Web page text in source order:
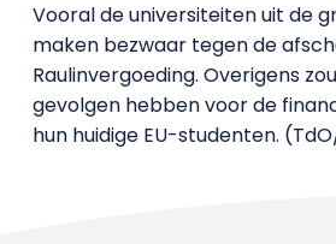
Vooral de universiteiten uit de
maken bezwaar tegen de
Raulinvergoeding. Overigens
gevolgen hebben voor de
hun huidige EU-studenten.